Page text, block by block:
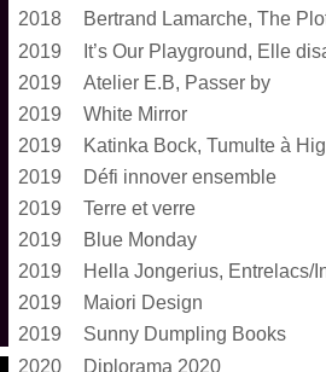
2018 Bertrand Lamarche, The
2019
2019
Atelier E.B, Passer by
2019
White Mirror
2019
2019
Défi innover ensemble
2019
Terre et verre
2019
Blue Monday
2019
2019
Maiori Design
2019
Sunny Dumpling Books
2020
Diplorama 2020